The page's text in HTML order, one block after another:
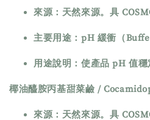
來源：天然來源。具
主要用途：pH 緩衝（
用途說明：使產品 pH 值穩
椰油醯胺丙基甜菜鹼 /
來源：天然來源。具